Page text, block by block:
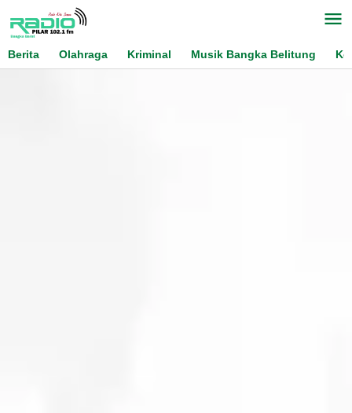
content
Berita
Olahraga Kriminal Musik Bangka Belitung